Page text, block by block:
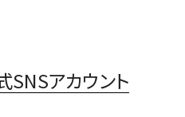
アカウント